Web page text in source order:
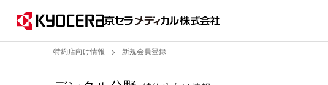
特約店向け情報 新規会員登録